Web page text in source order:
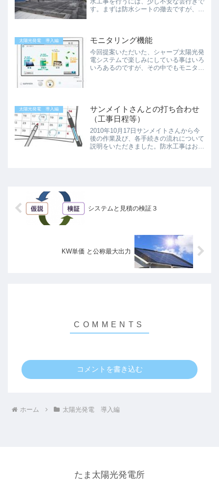
す。まずは防水シートの撤去ですが、や
さん、業者さん作戦会議...
太陽光発電 導入編 モニタリング機能
今回提案いただいた、シャープ太陽光発
電システムで楽しみにしている事はいろ
いろあるのですが、その中でもモニタリ
太陽光発電 導入編
サンメイトさんとの打ち合わせ
（工事日程等）
2010年10月17日サンメイトさんから今
後の作業及び、各手続きの流れについて
説明をいただきました。防水工事はお天
システムと見積の検証３
KW単価 と公称最大出力
コメントを書き込む
ホーム 太陽光発電 導入編
たま太陽光発電所